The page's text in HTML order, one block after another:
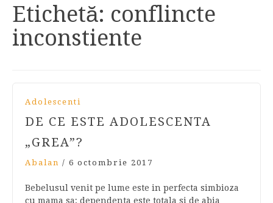
Etichetă: conflincte
inconstiente
Adolescenti
DE CE ESTE ADOLESCENTA
„GREA”?
Abalan / 6 octombrie 2017
Bebelusul venit pe lume este in perfecta simbioza
cu mama sa; dependenta este totala si de abia